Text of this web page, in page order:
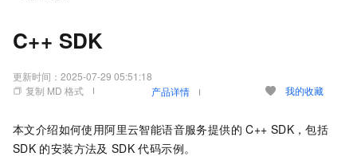
C++ SDK
更新时间： 2025-07-29 05:51:18
复制 MD 格式
产品详情 我的收藏
本文介绍如何使用阿里云智能语音服务提供的 C++ SDK，包括
SDK 的安装方法及 SDK 代码示例。